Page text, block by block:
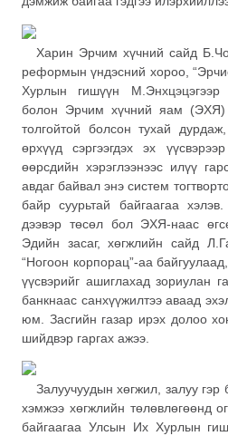
Харин Эрчим хүчний сайд
реформын үндэсний хороо,
Хурлын гишүүн
болон Эрчим хүчний яам (ЭХЯ)
толгойтой болсон тухай
өрхүүд сэргээгдэх эх
өөрсдийн хэрэглээнээс илүү
авдаг байвал энэ систем
байр суурьтай байгаагаа
дээвэр төсөл бол ЭХЯ-наас
Эдийн засаг, хөгжлийн сайд
“Ногоон корпорац”-аа
үүсвэрийг ашиглахад зориулан
банкнаас санхүүжилтээ аваад
юм. Засгийн газар ирэх долоо
шийдвэр гаргах ажээ.
Залуучуудын хөгжил, залуу гэр
хэмжээ хөгжлийн төлөвлөгөөнд
байгаагаа Улсын Их Хурлын